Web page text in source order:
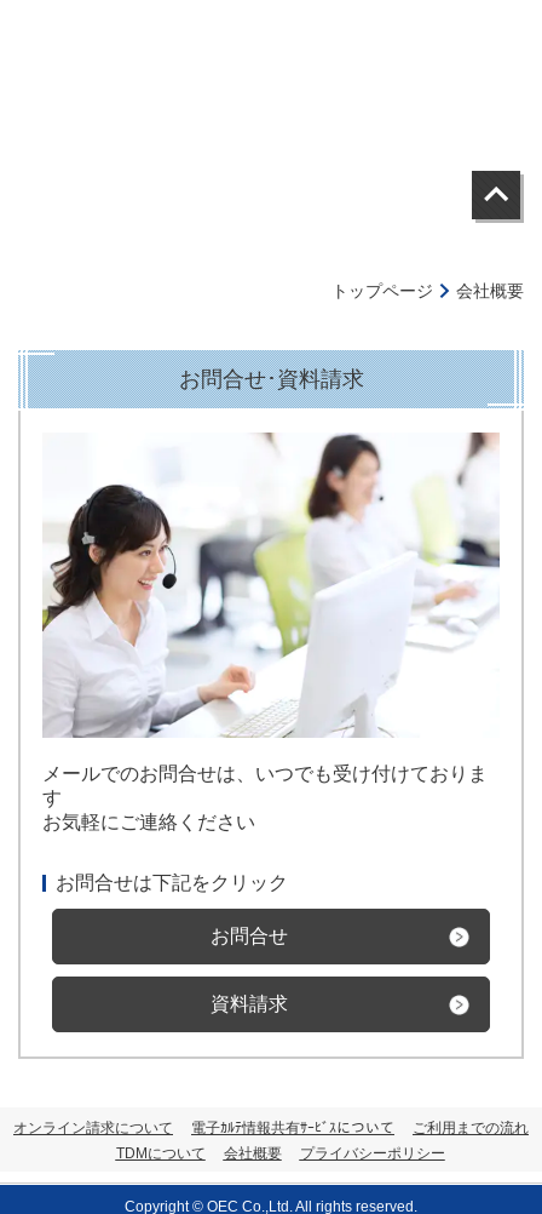
トップページ 会社概要
お問合せ･資料請求
メールでのお問合せは、いつでも受け付けておりま
す
お気軽にご連絡ください
お問合せは下記をクリック
お問合せ
資料請求
オンライン請求について 電子ｶﾙﾃ情報共有ｻｰﾋﾞｽについて
ご利用までの流れ
TDMについて
会社概要 プライバシーポリシー
Copyright © OEC Co.,Ltd. All rights reserved.